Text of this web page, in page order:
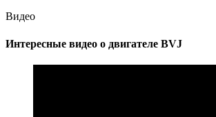
Видео
Интересные видео о двигателе BVJ